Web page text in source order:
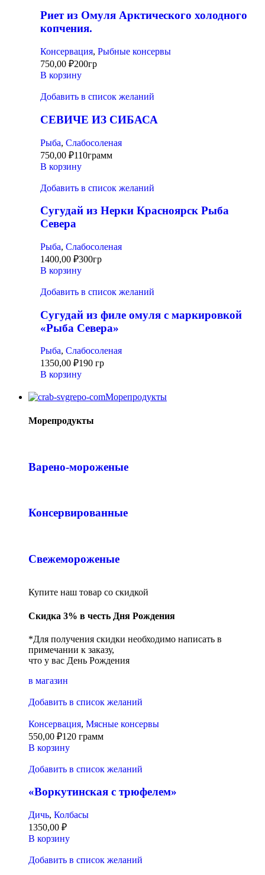
Риет из Омуля Арктического холодного
копчения.
Консервация, Рыбные консервы
750,00 ₽200гр
В корзину
Добавить в список желаний
СЕВИЧЕ ИЗ СИБАСА
Рыба, Слабосоленая
750,00 ₽110грамм
В корзину
Добавить в список желаний
Сугудай из Нерки Красноярск Рыба
Севера
Рыба, Слабосоленая
1400,00 ₽300гр
В корзину
Добавить в список желаний
Сугудай из филе омуля с маркировкой
«Рыба Севера»
Рыба, Слабосоленая
1350,00 ₽190 гр
В корзину
Морепродукты
Морепродукты
Варено-мороженые
Консервированные
Свежемороженые
Купите наш товар со скидкой
Скидка 3% в честь Дня Рождения
*Для получения скидки необходимо написать в
примечании к заказу,
что у вас День Рождения
в магазин
Добавить в список желаний
Консервация, Мясные консервы
550,00 ₽120 грамм
В корзину
Добавить в список желаний
«Воркутинская с трюфелем»
Дичь, Колбасы
1350,00 ₽
В корзину
Добавить в список желаний